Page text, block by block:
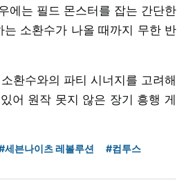
에는 필드 몬스터를 잡는 간단한
소환수가 나올 때까지 무한 반
환수와의 파티 시너지를 고려해
어 원작 못지 않은 장기 흥행 게
세븐나이츠 레볼루션 #컴투스